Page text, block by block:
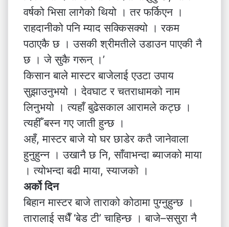
वर्षको भिसा लागेको थियो । तर फर्किएन ।
राहदानीको पनि म्याद सक्किसक्यो । रकम
पठाएकै छ । उसकी श्रीमतीले उडाउन पाएकी नै
छ । जे सुकै गरून् ।’
किसान बाले मास्टर बाजेलाई एउटा उपाय
सुझाउनुभयो । देवघाट र चतराधामको नाम
लिनुभयो । त्यहाँ बुढेसकाल आरामले कट्छ ।
त्यहीँ बस्न गए जाती हुन्छ ।
अहँ, मास्टर बाजे यो घर छाडेर कतै जानेवाला
हुनुहुन्न । उखानै छ नि, साँवाभन्दा ब्याजको माया
। त्योभन्दा बढी माया, स्याजको ।
अर्को दिन
बिहान मास्टर बाजे ताराको कोठामा पुग्नुहुन्छ ।
तारालाई सधैँ ‘बेड टी’ चाहिन्छ । बाजे–ससुरा नै